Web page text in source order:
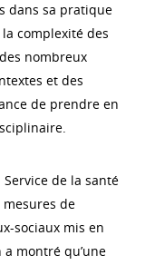
dans sa pratique
complexité des
nombreux
et des
de prendre en
de la santé
de
sociaux mis en
montré qu’une